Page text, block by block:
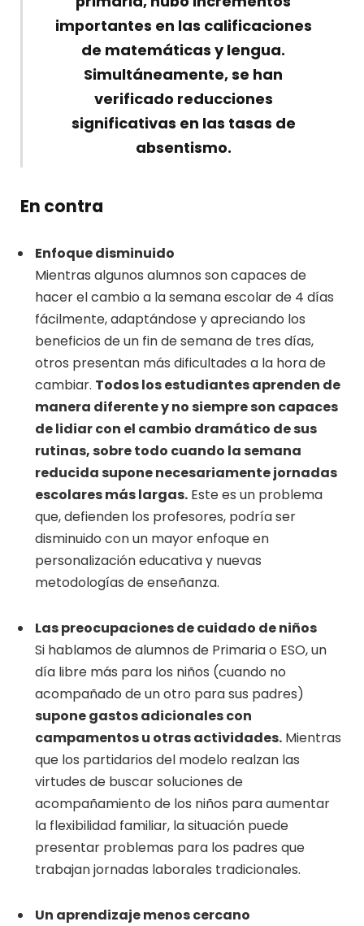
importantes en las calificaciones
de matemáticas y lengua.
Simultáneamente, se han
verificado reducciones
significativas en las tasas de
absentismo.
En contra
Enfoque disminuido
Mientras algunos alumnos son capaces de
hacer el cambio a la semana escolar de 4 días
fácilmente, adaptándose y apreciando los
beneficios de un fin de semana de tres días,
otros presentan más dificultades a la hora de
cambiar. Todos los estudiantes aprenden de
manera diferente y no siempre son capaces
de lidiar con el cambio dramático de sus
rutinas, sobre todo cuando la semana
reducida supone necesariamente jornadas
escolares más largas. Este es un problema
que, defienden los profesores, podría ser
disminuido con un mayor enfoque en
personalización educativa y nuevas
metodologías de enseñanza.
Las preocupaciones de cuidado de niños
Si hablamos de alumnos de Primaria o ESO, un
día libre más para los niños (cuando no
acompañado de un otro para sus padres)
supone gastos adicionales con
campamentos u otras actividades. Mientras
que los partidarios del modelo realzan las
virtudes de buscar soluciones de
acompañamiento de los niños para aumentar
la flexibilidad familiar, la situación puede
presentar problemas para los padres que
trabajan jornadas laborales tradicionales.
Un aprendizaje menos cercano